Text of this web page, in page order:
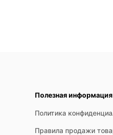
Полезная информация
Политика
Правила продажи